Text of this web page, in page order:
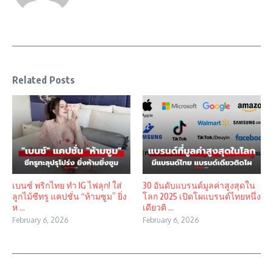
Related Posts
เบนซ์ พริกไทย ทำ IG ไฟลุก! ใส่
ลูกไม้ซีทรู แคปชั่น “ห้ามซูม” ยิ่ง
ห ...
February 6, 2026
30 อันดับแบรนด์มูลค่าสูงสุดใน
โลก 2025 เปิดโผแบรนด์ไทยหนึ่ง
เดียวติ ...
February 6, 2026